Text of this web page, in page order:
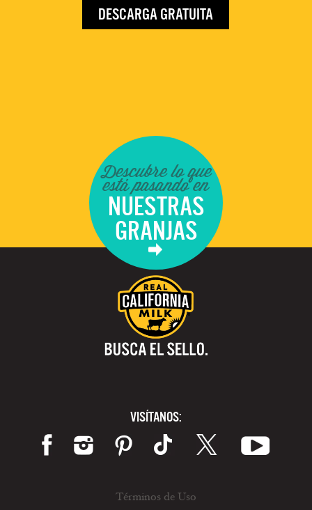
DESCARGA GRATUITA
Descubre lo que
está pasando en
NUESTRAS
GRANJAS
VISÍTANOS:
Términos de Uso